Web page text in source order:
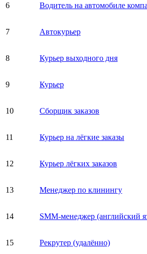
6 Водитель на автомобиле
7 Автокурьер
8 Курьер выходного дня
9 Курьер
10 Сборщик заказов
11 Курьер на лёгкие заказы
12 Курьер лёгких заказов
13 Менеджер по клинингу
14 SMM-менеджер (английский
15 Рекрутер (удалённо)